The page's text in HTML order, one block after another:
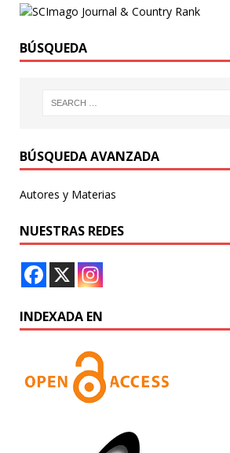
BÚSQUEDA
BÚSQUEDA AVANZADA
Autores y Materias
NUESTRAS REDES
INDEXADA EN